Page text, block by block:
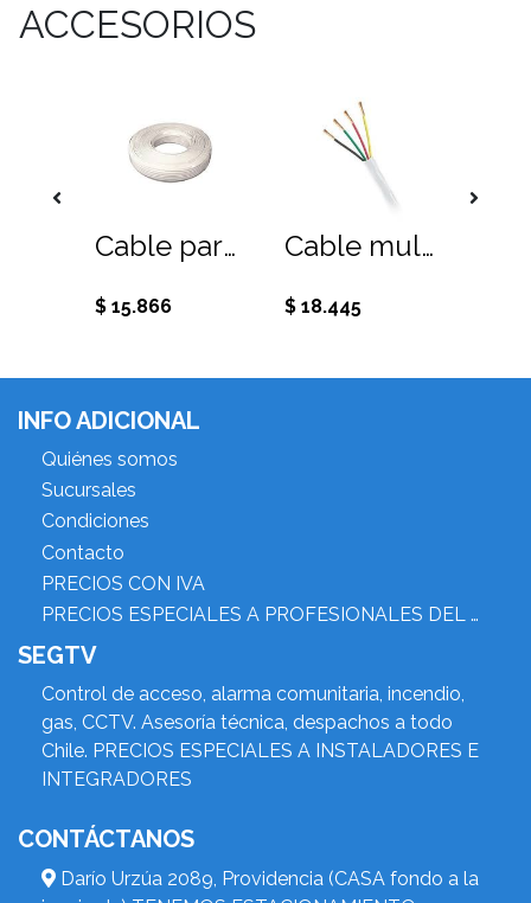
ACCESORIOS
Cable paralelo 2x24 AWG, color blanco, 100 mts.
$ 15.866
Cable multipar PIN4, aleación, 100M.
$ 18.445
INFO ADICIONAL
Quiénes somos
Sucursales
Condiciones
Contacto
PRECIOS CON IVA
PRECIOS ESPECIALES A PROFESIONALES DEL RUBRO
SEGTV
Control de acceso, alarma comunitaria, incendio,
gas, CCTV. Asesoría técnica, despachos a todo
Chile. PRECIOS ESPECIALES A INSTALADORES E
INTEGRADORES
CONTÁCTANOS
Darío Urzúa 2089, Providencia (CASA fondo a la